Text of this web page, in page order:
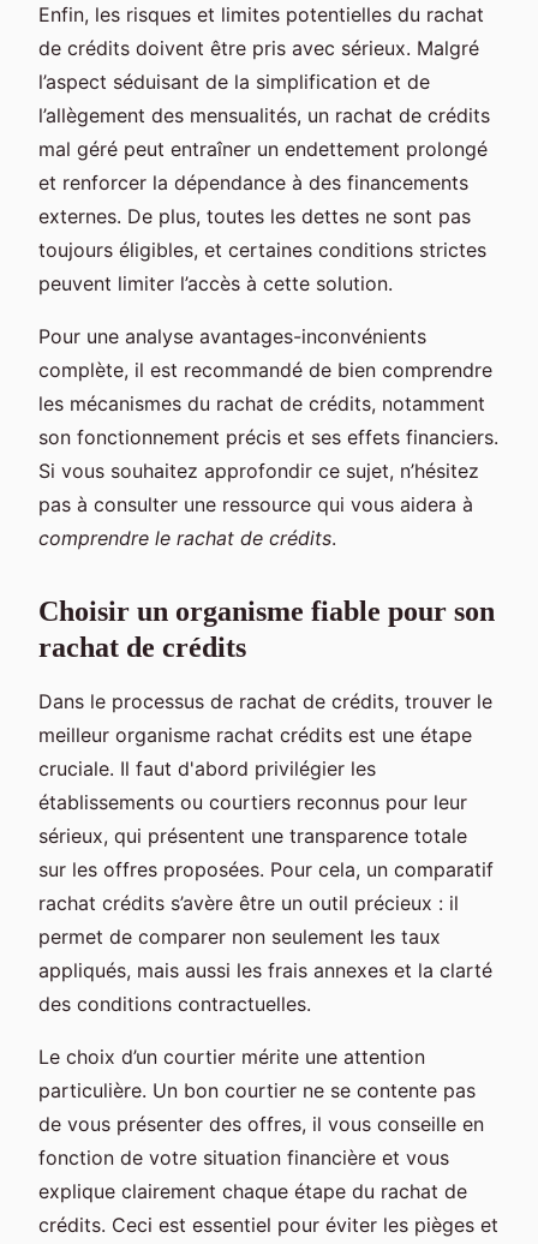
Enfin, les risques et limites potentielles du rachat
de crédits doivent être pris avec sérieux. Malgré
l’aspect séduisant de la simplification et de
l’allègement des mensualités, un rachat de crédits
mal géré peut entraîner un endettement prolongé
et renforcer la dépendance à des financements
externes. De plus, toutes les dettes ne sont pas
toujours éligibles, et certaines conditions strictes
peuvent limiter l’accès à cette solution.
Pour une analyse avantages-inconvénients
complète, il est recommandé de bien comprendre
les mécanismes du rachat de crédits, notamment
son fonctionnement précis et ses effets financiers.
Si vous souhaitez approfondir ce sujet, n’hésitez
pas à consulter une ressource qui vous aidera à
comprendre le rachat de crédits.
Choisir un organisme fiable pour son
rachat de crédits
Dans le processus de rachat de crédits, trouver le
meilleur organisme rachat crédits est une étape
cruciale. Il faut d'abord privilégier les
établissements ou courtiers reconnus pour leur
sérieux, qui présentent une transparence totale
sur les offres proposées. Pour cela, un comparatif
rachat crédits s’avère être un outil précieux : il
permet de comparer non seulement les taux
appliqués, mais aussi les frais annexes et la clarté
des conditions contractuelles.
Le choix d’un courtier mérite une attention
particulière. Un bon courtier ne se contente pas
de vous présenter des offres, il vous conseille en
fonction de votre situation financière et vous
explique clairement chaque étape du rachat de
crédits. Ceci est essentiel pour éviter les pièges et